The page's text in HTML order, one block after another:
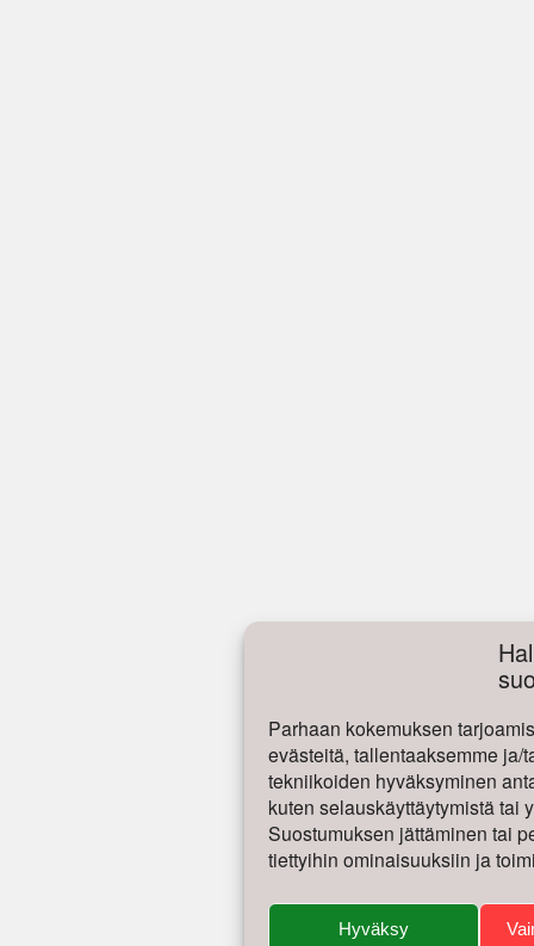
Parhaan kokemuksen
evästeitä, tallentaaksemme ja/
tekniikoiden hyväksyminen
kuten selauskäyttäytymistä tai
Suostumuksen jättäminen tai
tiettyihin ominaisuuksiin ja
Hyväksy